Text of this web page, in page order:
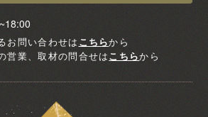
お問い合わせは こちらから
営業、取材の問合せはこちらから